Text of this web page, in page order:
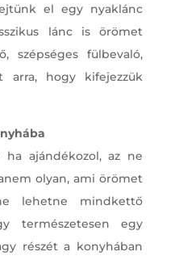
el egy nyaklánc
lánc is örömet
szépséges fülbevaló,
arra, hogy kifejezzük
ha ajándékozol, az ne
olyan, ami örömet
lehetne mindkettő
természetesen egy
részét a konyhában